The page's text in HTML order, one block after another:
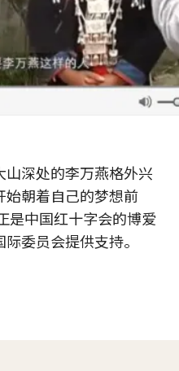
深处的李万燕格外兴
朝着自己的梦想前
是中国红十字会的博爱
委员会提供支持。